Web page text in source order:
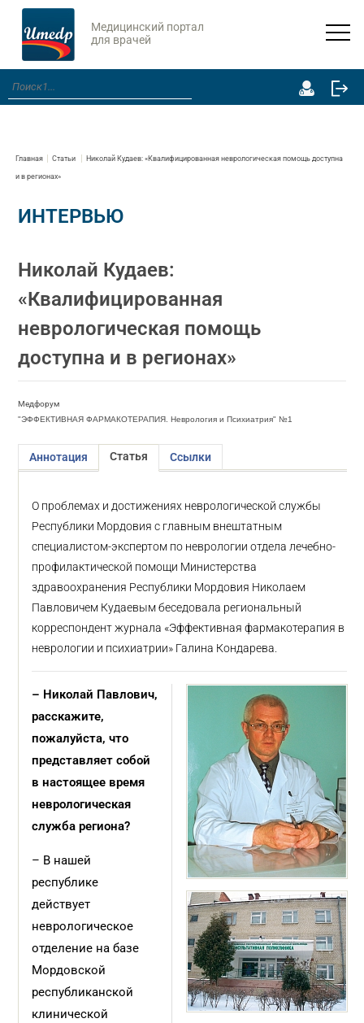
Медицинский портал
для врачей
Главная Статьи Николай Кудаев: «Квалифицированная неврологическая помощь доступна
и в регионах»
ИНТЕРВЬЮ
Николай Кудаев:
«Квалифицированная
неврологическая помощь
доступна и в регионах»
Медфорум
"ЭФФЕКТИВНАЯ ФАРМАКОТЕРАПИЯ. Неврология и Психиатрия" №1
Аннотация Статья Ссылки
О проблемах и достижениях неврологической службы
Республики Мордовия с главным внештатным
специалистом-экспертом по неврологии отдела лечебно-
профилактической помощи Министерства
здравоохранения Республики Мордовия Николаем
Павловичем Кудаевым беседовала региональный
корреспондент журнала «Эффективная фармакотерапия в
неврологии и психиатрии» Галина Кондарева.
– Николай Павлович,
расскажите,
пожалуйста, что
представляет собой
в настоящее время
неврологическая
служба региона?
– В нашей
республике
действует
неврологическое
отделение на базе
Мордовской
республиканской
клинической